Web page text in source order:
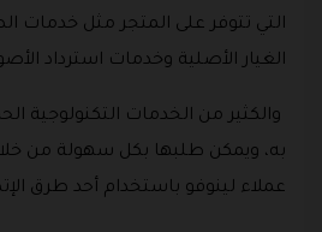
التي تتوفر على المتجر مثل خدمات
الغيار الأصلية وخدمات استرداد
والكثير من الخدمات التكنولوجية
به، ويمكن طلبها بكل سهولة من
عملاء لينوفو باستخدام أحد طرق